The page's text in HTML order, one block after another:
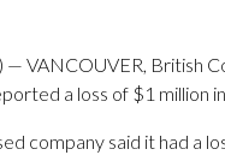
— VANCOUVER, British
a loss of $1 million
company said it had a